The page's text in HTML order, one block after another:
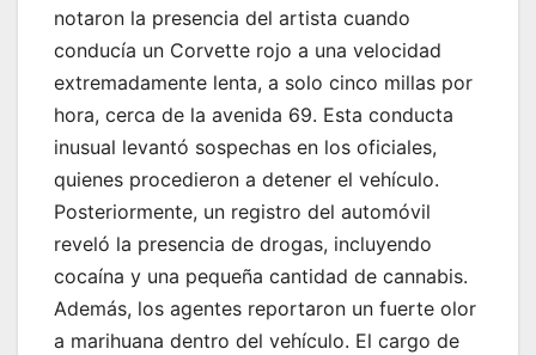
notaron la presencia del artista cuando
conducía un Corvette rojo a una velocidad
extremadamente lenta, a solo cinco millas por
hora, cerca de la avenida 69. Esta conducta
inusual levantó sospechas en los oficiales,
quienes procedieron a detener el vehículo.
Posteriormente, un registro del automóvil
reveló la presencia de drogas, incluyendo
cocaína y una pequeña cantidad de cannabis.
Además, los agentes reportaron un fuerte olor
a marihuana dentro del vehículo. El cargo de